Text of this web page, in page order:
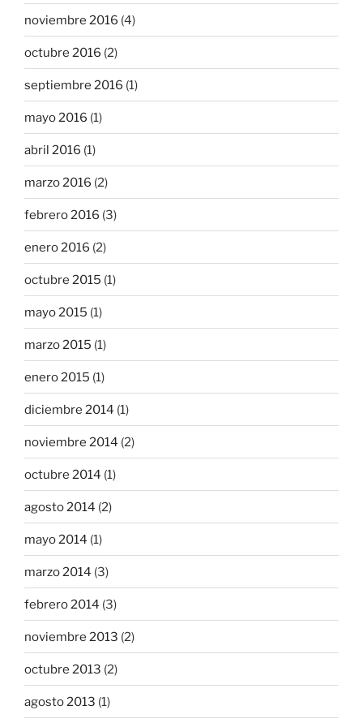
noviembre 2016 (4)
octubre 2016 (2)
septiembre 2016 (1)
mayo 2016 (1)
abril 2016 (1)
marzo 2016 (2)
febrero 2016 (3)
enero 2016 (2)
octubre 2015 (1)
mayo 2015 (1)
marzo 2015 (1)
enero 2015 (1)
diciembre 2014 (1)
noviembre 2014 (2)
octubre 2014 (1)
agosto 2014 (2)
mayo 2014 (1)
marzo 2014 (3)
febrero 2014 (3)
noviembre 2013 (2)
octubre 2013 (2)
agosto 2013 (1)